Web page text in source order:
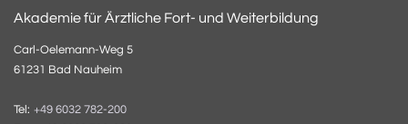
Akademie für Ärztliche Fort- und Weiterbildung
Carl-Oelemann-Weg 5
61231 Bad Nauheim
Tel: +49 6032 782-200